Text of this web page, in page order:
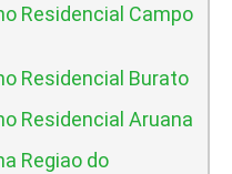
Residencial Campo
Residencial Burato
Residencial Aruana
Regiao do